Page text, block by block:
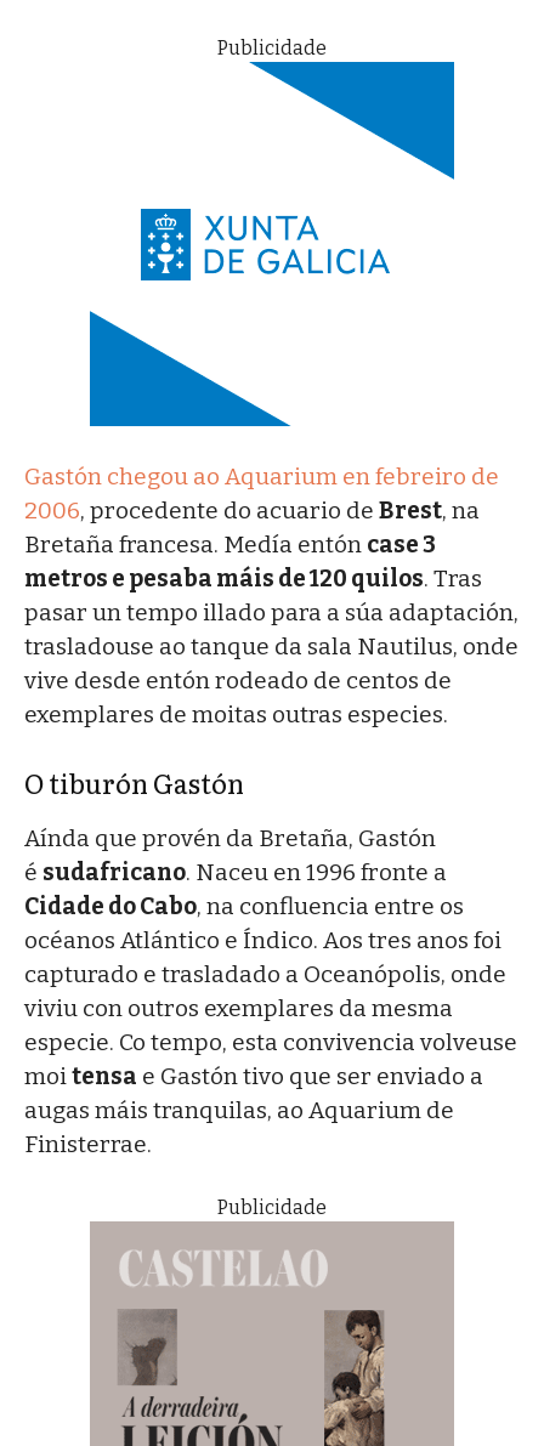
Publicidade
Gastón chegou ao Aquarium en febreiro de
2006, procedente do acuario de Brest, na
Bretaña francesa. Medía entón case 3
metros e pesaba máis de 120 quilos. Tras
pasar un tempo illado para a súa adaptación,
trasladouse ao tanque da sala Nautilus, onde
vive desde entón rodeado de centos de
exemplares de moitas outras especies.
O tiburón Gastón
Aínda que provén da Bretaña, Gastón
é sudafricano. Naceu en 1996 fronte a
Cidade do Cabo, na confluencia entre os
océanos Atlántico e Índico. Aos tres anos foi
capturado e trasladado a Oceanópolis, onde
viviu con outros exemplares da mesma
especie. Co tempo, esta convivencia volveuse
moitensa e Gastón tivo que ser enviado a
augas máis tranquilas, ao Aquarium de
Finisterrae.
Publicidade